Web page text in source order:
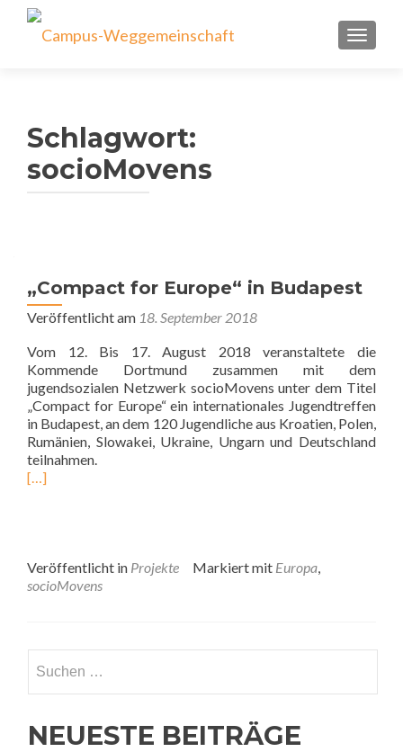
Schlagwort:
socioMovens
„Compact for Europe“ in Budapest
Veröffentlicht am 18. September 2018
Vom 12. Bis 17. August 2018 veranstaltete die
Kommende Dortmund zusammen mit dem
jugendsozialen Netzwerk socioMovens unter dem Titel
„Compact for Europe“ ein internationales Jugendtreffen
in Budapest, an dem 120 Jugendliche aus Kroatien, Polen,
Rumänien, Slowakei, Ukraine, Ungarn und Deutschland
teilnahmen.
[…]
Veröffentlicht in Projekte Markiert mit Europa,
socioMovens
nach:
NEUESTE BEITRÄGE